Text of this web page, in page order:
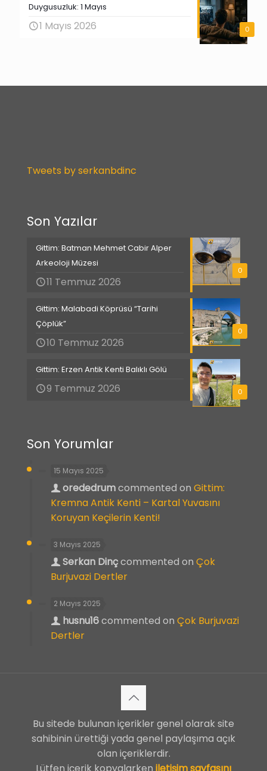
0
Duygusuzluk: 1 Mayıs
1 Mayıs 2026
Tweets by serkanbdinc
Son Yazılar
0
Gittim: Batman Mehmet Cabir Alper
Arkeoloji Müzesi
11 Temmuz 2026
0
Gittim: Malabadi Köprüsü “Tarihi
Çöplük”
10 Temmuz 2026
0
Gittim: Erzen Antik Kenti Balıklı Gölü
9 Temmuz 2026
Son Yorumlar
15 Mayıs 2025
orededrumcommented on Gittim:
Kremna Antik Kenti – Kartal Yuvasını
Koruyan Keçilerin Kenti!
3 Mayıs 2025
Serkan Dinçcommented on Çok
Burjuvazi Dertler
2 Mayıs 2025
husnu16commented on Çok Burjuvazi
Dertler
Bu sitede bulunan içerikler genel olarak site
sahibinin ürettiği yada genel paylaşıma açık
olan içeriklerdir.
Lütfen içerik kopyalarken iletişim sayfasını